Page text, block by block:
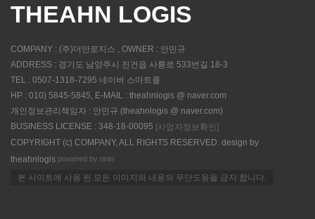
THEAHN LOGIS
COMPANY : (주)더안로지스 , OWNER : 안민규
ADDRESS : 경기도 남양주시 진건읍 사릉로 533번길 18-3
TEL : 0507-1318-7295 네이버 스마트콜
HP : 010) 5845-5845, E-MAIL : theahnlogis @ naver.com
개인정보관리책임자 : 안민규 (theahnlogis @ naver.com)
BUSINESS LICENSE : 348-18-00095 [사업자정보확인]
COPYRIGHT (c) COMPANY, ALL RIGHTS RESERVED. design by
theahnlogis powered by nnin
본 사이트에 사용 된 모든 이미지와 내용의 무단도용을 금지 합니다.